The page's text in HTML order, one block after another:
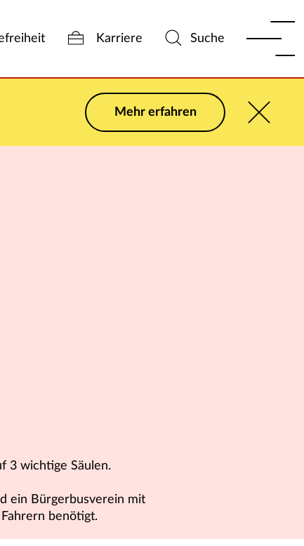
Karriere Suche
Mehr erfahren
3 wichtige Säulen.
ein Bürgerbusverein mit
benötigt.